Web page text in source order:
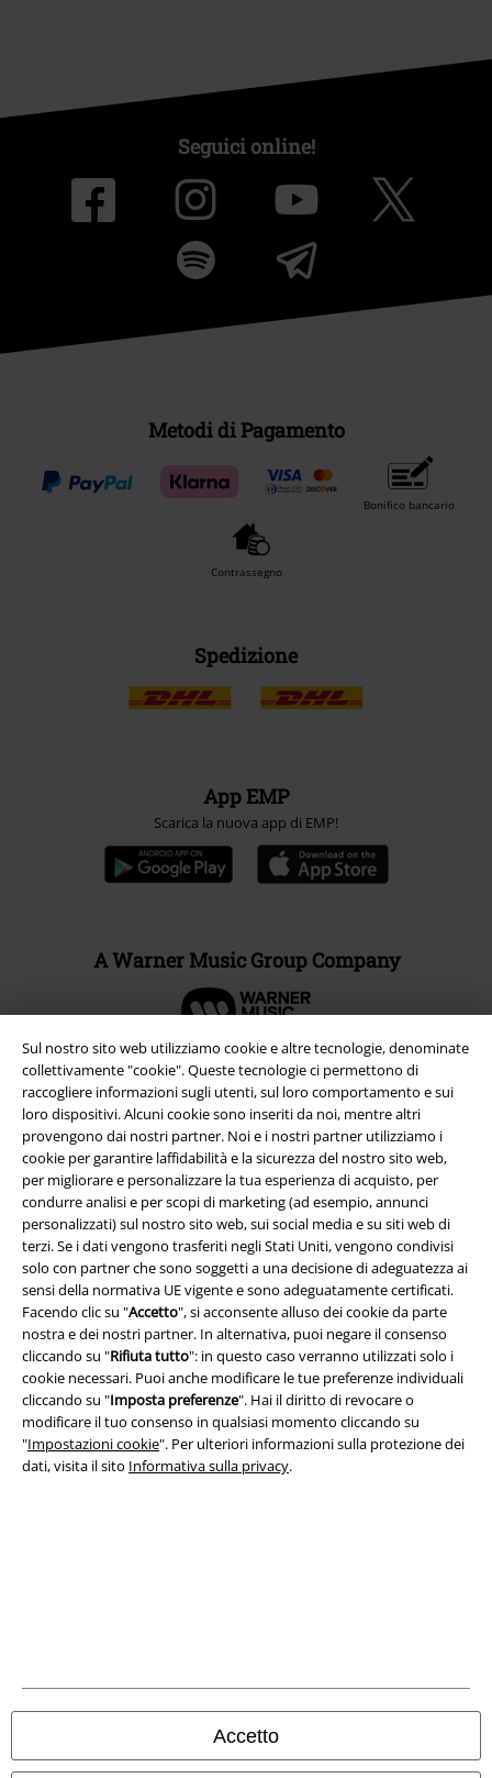
Sul nostro sito web utilizziamo cookie e altre tecnologie, denominate
collettivamente "cookie". Queste tecnologie ci permettono di
raccogliere informazioni sugli utenti, sul loro comportamento e sui
loro dispositivi. Alcuni cookie sono inseriti da noi, mentre altri
provengono dai nostri partner. Noi e i nostri partner utilizziamo i
cookie per garantire laffidabilità e la sicurezza del nostro sito web,
per migliorare e personalizzare la tua esperienza di acquisto, per
condurre analisi e per scopi di marketing (ad esempio, annunci
personalizzati) sul nostro sito web, sui social media e su siti web di
terzi. Se i dati vengono trasferiti negli Stati Uniti, vengono condivisi
solo con partner che sono soggetti a una decisione di adeguatezza ai
sensi della normativa UE vigente e sono adeguatamente certificati.
Facendo clic su "Accetto", si acconsente alluso dei cookie da parte
nostra e dei nostri partner. In alternativa, puoi negare il consenso
cliccando su "Rifiuta tutto": in questo caso verranno utilizzati solo i
cookie necessari. Puoi anche modificare le tue preferenze individuali
cliccando su "Imposta preferenze". Hai il diritto di revocare o
modificare il tuo consenso in qualsiasi momento cliccando su
"Impostazioni cookie". Per ulteriori informazioni sulla protezione dei
dati, visita il sito Informativa sulla privacy.
Accetto
Seguici online!
Metodi di Pagamento
Bonifico bancario
Contrassegno
Spedizione
App EMP
Scarica la nuova app di EMP!
A Warner Music Group Company
Info legali
Termini & Condizioni
Redazione
Legge sulla Privacy
Smaltimento rifiuti e protezione dell’ambiente
I prezzi sono IVA compresa. Spese ditrasporto escluse
© 1986-2026 EMP Mailorder Italia S.r.l.